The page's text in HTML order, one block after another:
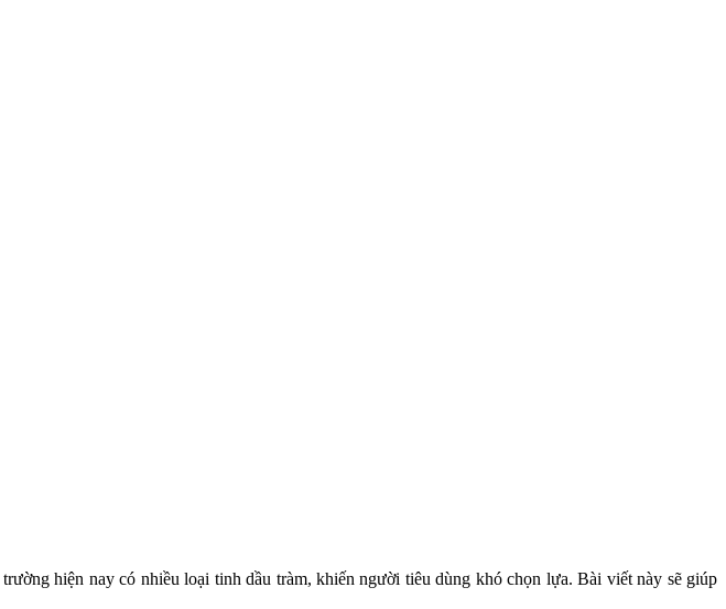
hiện nay có nhiều loại tinh dầu tràm, khiến người tiêu dùng khó chọn lựa. Bài viết này sẽ giúp